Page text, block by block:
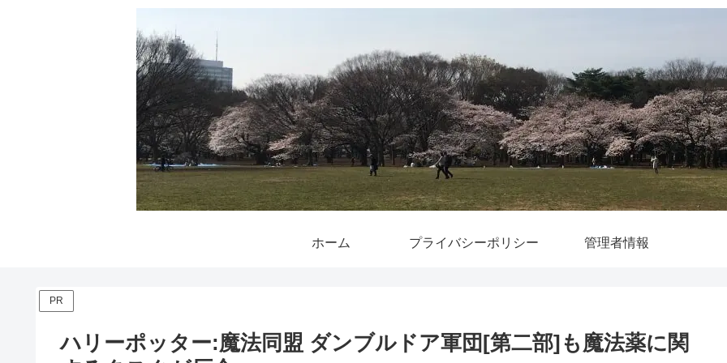
ホーム プライバシーポリシー 管理者情報
PR
ハリーポッター:魔法同盟 ダンブルドア軍団[第二部]も魔法薬に関